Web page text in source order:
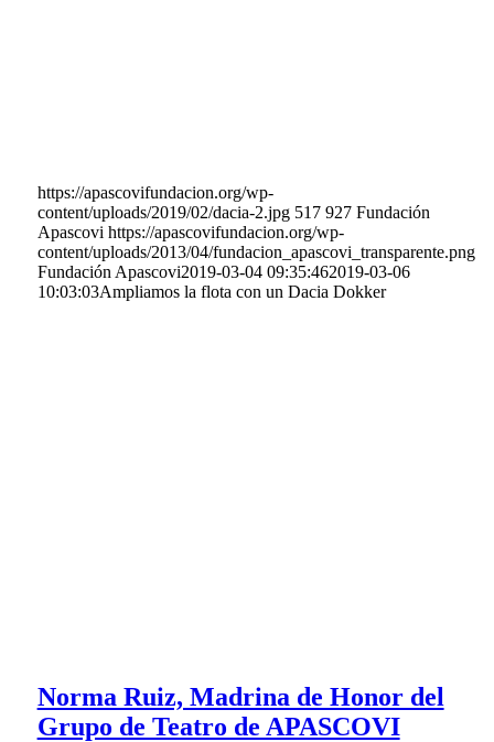
https://apascovifundacion.org/wp-
content/uploads/2019/02/dacia-2.jpg 517 927 Fundación
Apascovi https://apascovifundacion.org/wp-
content/uploads/2013/04/fundacion_apascovi_transparente.png
Fundación Apascovi2019-03-04 09:35:462019-03-06
10:03:03Ampliamos la flota con un Dacia Dokker
Norma Ruiz, Madrina de Honor del
Grupo de Teatro de APASCOVI